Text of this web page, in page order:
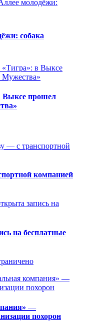
собака
Выксе прошел
компанией
на бесплатные
—
похорон